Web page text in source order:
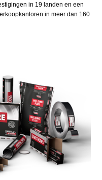
in 19 landen en een
in meer dan 160